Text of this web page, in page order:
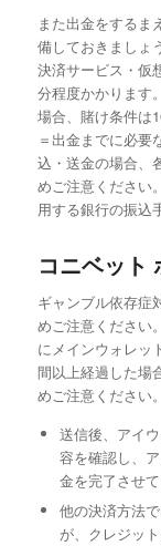
また出金をするま
備しておきましょ
決済サービス・仮
分程度かかります
場合、賭け条件は
＝出金までに必要
込・送金の場合、
めご注意ください
用する銀行の振込
コニベット
ギャンブル依存症
めご注意ください
にメインウォレッ
間以上経過した場
めご注意ください。
送信後、アイ
容を確認し、
金を完了させて
他の決済方法
が、クレジッ